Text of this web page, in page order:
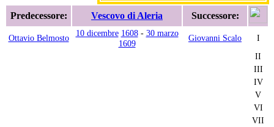
Predecessore: Vescovo di Aleria Successore:
Ottavio Belmosto 10 dicembre 1608- 30 marzo
1609
Giovanni Scalo
I
II
III
IV
V
VI
VII